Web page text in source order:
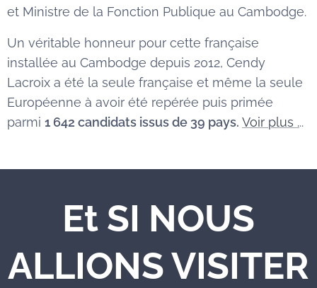
et Ministre de la Fonction Publique au Cambodge.
Un véritable honneur pour cette française
installée au Cambodge depuis 2012, Cendy
Lacroix a été la seule française et même la seule
Européenne à avoir été repérée puis primée
parmi 1 642 candidats issus de 39 pays. Voir plus ...
Et SI NOUS
ALLIONS VISITER